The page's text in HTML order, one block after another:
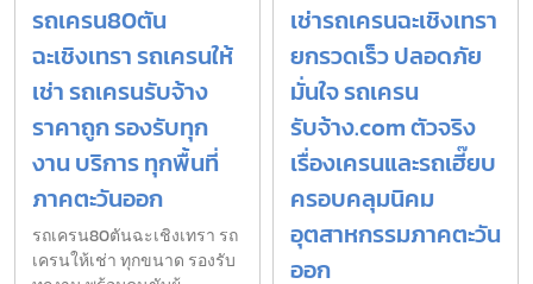
รถเครน80ตัน
ฉะเชิงเทรา รถเครนให้
เช่า รถเครนรับจ้าง
ราคาถูก รองรับทุก
งาน บริการ ทุกพื้นที่
ภาคตะวันออก
รถเครน80ตันฉะเชิงเทรา รถ
เครนให้เช่า ทุกขนาด รองรับ
เช่ารถเครนฉะเชิงเทรา
ยกรวดเร็ว ปลอดภัย
มั่นใจ รถเครน
รับจ้าง.com ตัวจริง
เรื่องเครนและรถเฮี๊ยบ
ครอบคลุมนิคม
อุตสาหกรรมภาคตะวัน
ออก